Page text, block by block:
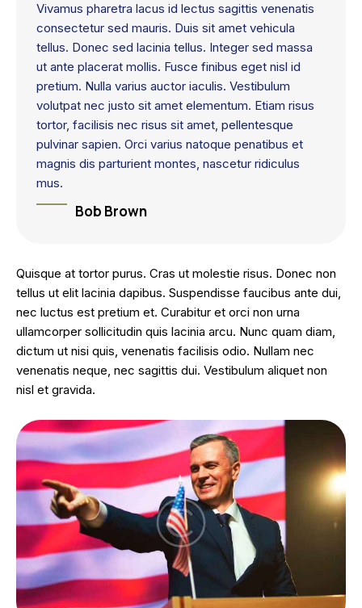
Vivamus pharetra lacus id lectus sagittis venenatis
consectetur sed mauris. Duis sit amet vehicula
tellus. Donec sed lacinia tellus. Integer sed massa
ut ante placerat mollis. Fusce finibus eget nisl id
pretium. Nulla varius auctor iaculis. Vestibulum
volutpat nec justo sit amet elementum. Etiam risus
tortor, facilisis nec risus sit amet, pellentesque
pulvinar sapien. Orci varius natoque penatibus et
magnis dis parturient montes, nascetur ridiculus
mus.
Bob Brown
Quisque at tortor purus. Cras ut molestie risus. Donec non
tellus ut elit lacinia dapibus. Suspendisse faucibus ante dui,
nec luctus est pretium et. Curabitur et orci non urna
ullamcorper sollicitudin quis lacinia arcu. Nunc quam diam,
dictum ut nisi quis, venenatis facilisis odio. Nullam nec
venenatis neque, nec sagittis dui. Vestibulum aliquet non
nisl et gravida.